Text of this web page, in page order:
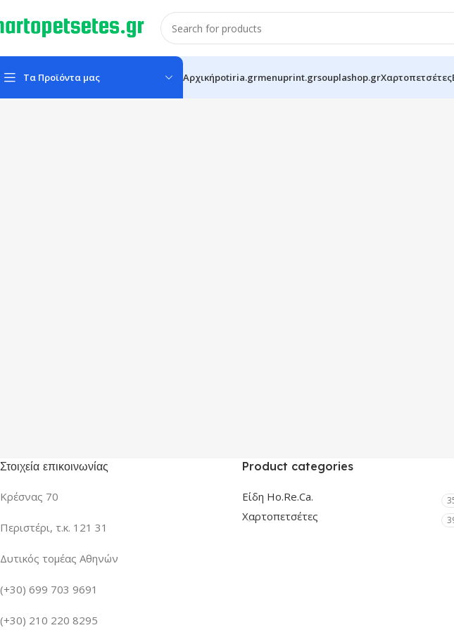
Τα Προϊόντα μας Αρχικήpotiria.grmenuprint.grsouplashop.grΧαρτοπετσέτες
Στοιχεία επικοινωνίας
Κρέσνας 70
Περιστέρι, τ.κ. 121 31
Δυτικός τομέας Αθηνών
(+30) 699 703 9691
(+30) 210 220 8295
Product categories
Είδη Ho.Re.Ca.
Χαρτοπετσέτες